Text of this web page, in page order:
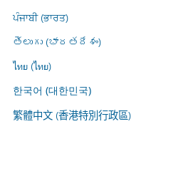
ਪੰਜਾਬੀ (ਭਾਰਤ)
తెలుగు (భారతదేశం)
ไทย (ไทย)
한국어 (대한민국)
繁體中文 (香港特別行政區)